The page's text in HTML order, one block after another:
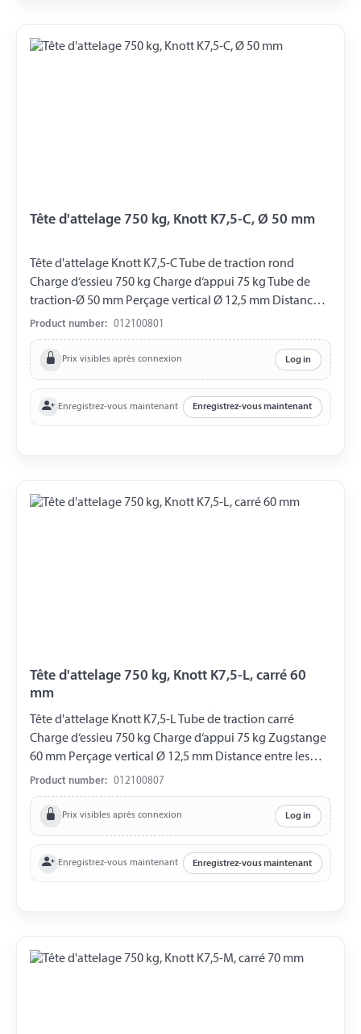
Tête d'attelage 750 kg, Knott K7,5-C, Ø 50 mm
Tête d'attelage Knott K7,5-C Tube de traction rond
Charge d‘essieu 750 kg Charge d‘appui 75 kg Tube de
traction-Ø 50 mm Perçage vertical Ø 12,5 mm Distance
entre les Perçages 90 mm
Product number: 012100801
Prix visibles après connexion Log in
Enregistrez-vous maintenant Enregistrez-vous maintenant
Tête d'attelage 750 kg, Knott K7,5-L, carré 60
mm
Tête d'attelage Knott K7,5-L Tube de traction carré
Charge d‘essieu 750 kg Charge d‘appui 75 kg Zugstange
60 mm Perçage vertical Ø 12,5 mm Distance entre les
Perçages 90 mm
Product number: 012100807
Prix visibles après connexion Log in
Enregistrez-vous maintenant Enregistrez-vous maintenant